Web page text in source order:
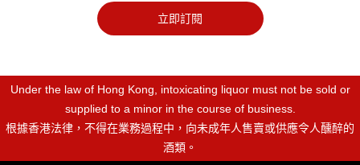
立即訂閱
Under the law of Hong Kong, intoxicating liquor must not be sold or
supplied to a minor in the course of business.
根據香港法律，不得在業務過程中，向未成年人售賣或供應令人醺醉的
酒類。